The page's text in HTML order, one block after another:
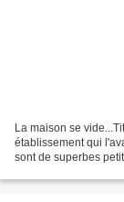
La maison se
établissement qui
sont de superbes